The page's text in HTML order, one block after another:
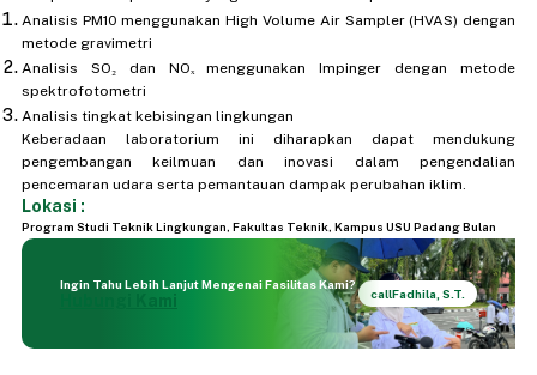
Analisis PM10 menggunakan High Volume Air Sampler (HVAS) dengan
metode gravimetri
Analisis SO₂ dan NOₓ menggunakan Impinger dengan metode
spektrofotometri
Analisis tingkat kebisingan lingkungan
Keberadaan laboratorium ini diharapkan dapat mendukung
pengembangan keilmuan dan inovasi dalam pengendalian
pencemaran udara serta pemantauan dampak perubahan iklim.
Lokasi :
Program Studi Teknik Lingkungan, Fakultas Teknik, Kampus USU Padang Bulan
Ingin Tahu Lebih Lanjut Mengenai Fasilitas Kami?
Hubungi Kami callFadhila, S.T.